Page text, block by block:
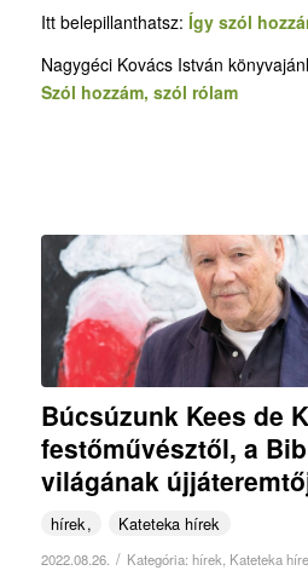
Itt belepillanthatsz: Így szól
Nagygéci Kovács István
Szól hozzám, szól rólam
Búcsúzunk Kees de
festőművésztől, a
világának
hírek Kateteka hírek
2022.08.26. / Kategória: hírek Kateteka